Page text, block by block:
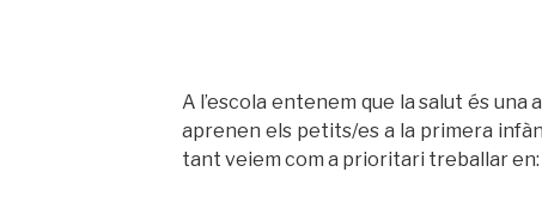
A l’escola entenem que la salut és una
aprenen els petits/es a la primera
tant veiem com a prioritari treballar en: